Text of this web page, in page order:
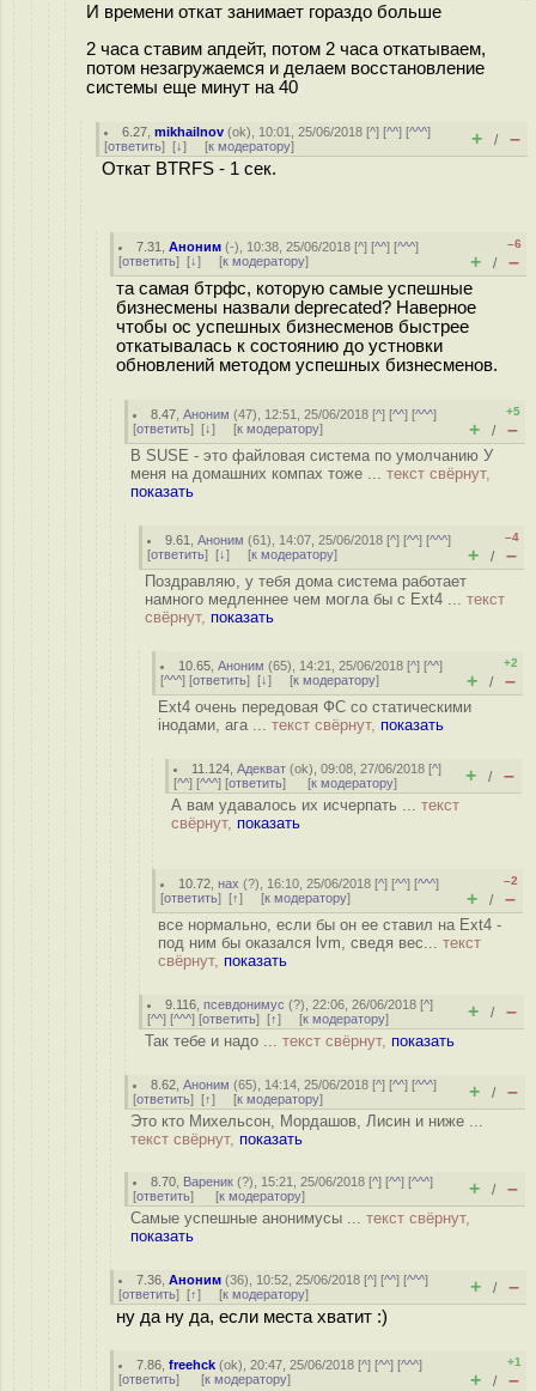
И времени откат занимает гораздо больше
2 часа ставим апдейт, потом 2 часа откатываем,
потом незагружаемся и делаем восстановление
системы еще минут на 40
6.27 ,mikhailnov (ok), 10:01, 25/06/2018 [^] [^^] [^^^]
[ответить] [↓] [к модератору] + / –
Откат BTRFS - 1 сек.
7.31 ,Аноним (-), 10:38, 25/06/2018 [^] [^^] [^^^]
[ответить] [↓] [к модератору]
–6
+ / –
та самая бтрфс, которую самые успешные
бизнесмены назвали deprecated? Наверное
чтобы ос успешных бизнесменов быстрее
откатывалась к состоянию до устновки
обновлений методом успешных бизнесменов.
8.47 ,Аноним (47), 12:51, 25/06/2018 [^] [^^] [^^^]
[ответить] [↓] [к модератору]
+5
+ / –
В SUSE - это файловая система по умолчанию У
меня на домашних компах тоже ... текст свёрнут,
показать
9.61 ,Аноним (61), 14:07, 25/06/2018 [^] [^^] [^^^]
[ответить] [↓] [к модератору]
–4
+ / –
Поздравляю, у тебя дома система работает
намного медленнее чем могла бы с Ext4 ... текст
свёрнут, показать
10.65 ,Аноним (65), 14:21, 25/06/2018 [^] [^^]
[^^^] [ответить] [↓] [к модератору]
+2
+ / –
Ext4 очень передовая ФС со статическими
iнодами, ага ... текст свёрнут, показать
11.124 ,Адекват (ok), 09:08, 27/06/2018 [^]
[^^] [^^^] [ответить] [к модератору] + / –
А вам удавалось их исчерпать ... текст
свёрнут, показать
10.72 ,нах (?), 16:10, 25/06/2018 [^] [^^] [^^^]
[ответить] [↑] [к модератору]
–2
+ / –
все нормально, если бы он ее ставил на Ext4 -
под ним бы оказался lvm, сведя вес... текст
свёрнут, показать
9.116 ,псевдонимус (?), 22:06, 26/06/2018 [^]
[^^] [^^^] [ответить] [↑] [к модератору] + / –
Так тебе и надо ... текст свёрнут, показать
8.62 ,Аноним (65), 14:14, 25/06/2018 [^] [^^] [^^^]
[ответить] [↑] [к модератору] + / –
Это кто Михельсон, Мордашов, Лисин и ниже ...
текст свёрнут, показать
8.70 Вареник (?), 15:21, 25/06/2018 [^] [^^] [^^^]
[ответить] [к модератору] + / –
Самые успешные анонимусы ... текст свёрнут,
показать
7.36 ,Аноним (36), 10:52, 25/06/2018 [^] [^^] [^^^]
[ответить] [↑] [к модератору] + / –
ну да ну да, если места хватит :)
7.86 ,freehck (ok), 20:47, 25/06/2018 [^] [^^] [^^^]
[ответить] [к модератору]
+1
+ / –